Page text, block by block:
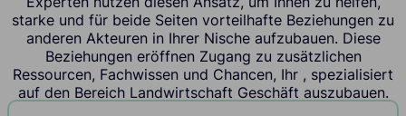
starke und für beide Seiten vorteilhafte Beziehungen zu
anderen Akteuren in Ihrer Nische aufzubauen. Diese
Beziehungen eröffnen Zugang zu zusätzlichen
Ressourcen, Fachwissen und Chancen, Ihr , spezialisiert
auf den Bereich Landwirtschaft Geschäft auszubauen.